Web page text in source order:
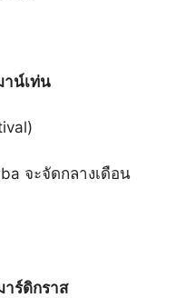
าน์เท่น
จะจัดกลางเดือน
าร์ดิกราส